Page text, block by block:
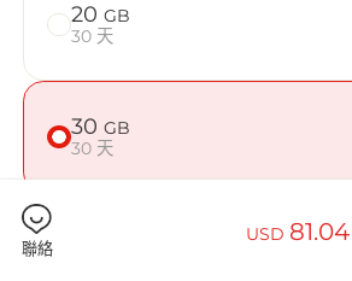
選擇您
安裝您
20 GB
30 天
30 GB
30 天
聯絡
USD 81.04